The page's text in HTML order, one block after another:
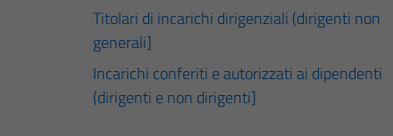
Titolari di incarichi dirigenziali (dirigenti non
generali]
Incarichi conferiti e autorizzati ai dipendenti
(dirigenti e non dirigenti]